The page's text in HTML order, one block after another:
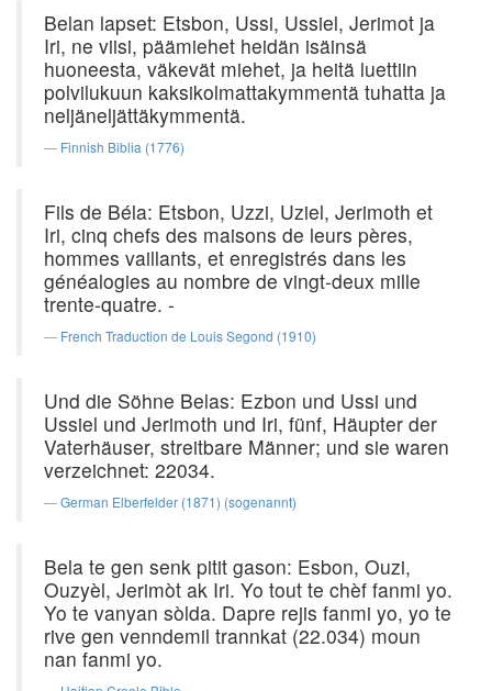
Belan lapset: Etsbon, Ussi, Ussiel, Jerimot ja
Iri, ne viisi, päämiehet heidän isäinsä
huoneesta, väkevät miehet, ja heitä luettiin
polvilukuun kaksikolmattakymmentä tuhatta ja
neljäneljättäkymmentä.
Finnish Biblia (1776)
Fils de Béla: Etsbon, Uzzi, Uziel, Jerimoth et
Iri, cinq chefs des maisons de leurs pères,
hommes vaillants, et enregistrés dans les
généalogies au nombre de vingt-deux mille
trente-quatre. -
French Traduction de Louis Segond (1910)
Und die Söhne Belas: Ezbon und Ussi und
Ussiel und Jerimoth und Iri, fünf, Häupter der
Vaterhäuser, streitbare Männer; und sie waren
verzeichnet: 22034.
German Elberfelder (1871) (sogenannt)
Bela te gen senk pitit gason: Esbon, Ouzi,
Ouzyèl, Jerimòt ak Iri. Yo tout te chèf fanmi yo.
Yo te vanyan sòlda. Dapre rejis fanmi yo, yo te
rive gen venndemil trannkat (22.034) moun
nan fanmi yo.